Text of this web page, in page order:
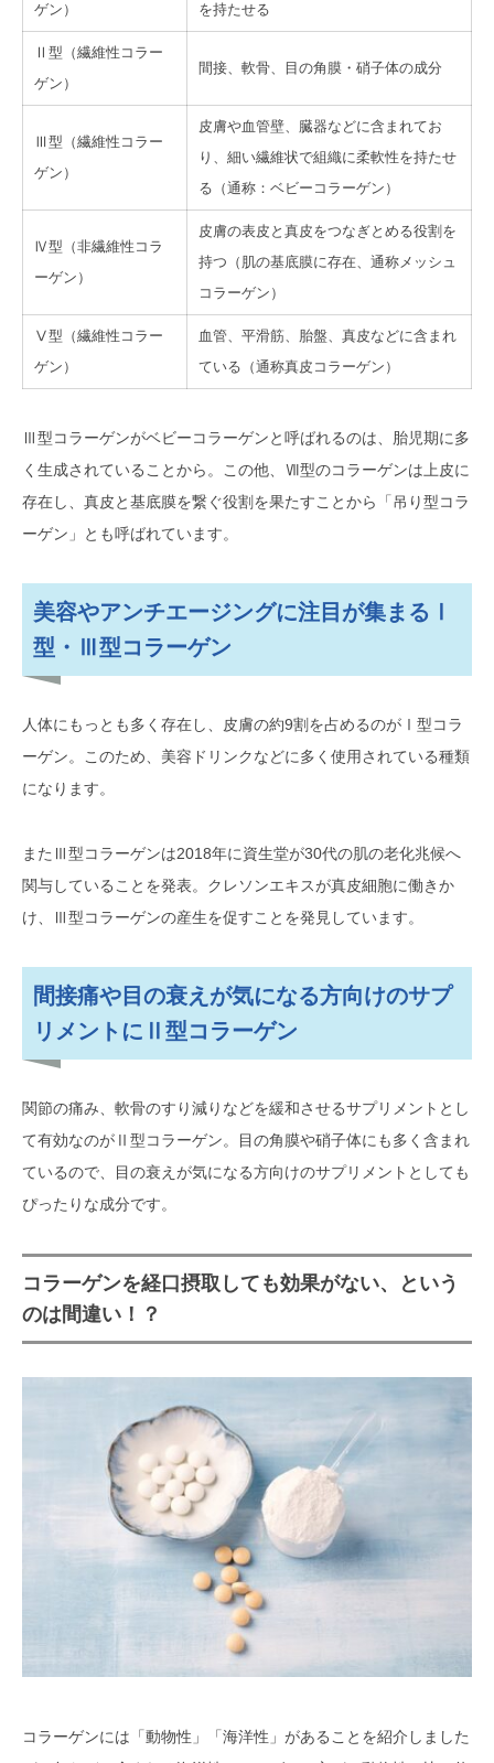
ゲン）
を持たせる
Ⅱ型（繊維性コラー
ゲン）
間接、軟骨、目の角膜・硝子体の成分
Ⅲ型（繊維性コラー
ゲン）
皮膚や血管壁、臓器などに含まれてお
り、細い繊維状で組織に柔軟性を持たせ
る（通称：ベビーコラーゲン）
Ⅳ型（非繊維性コラ
ーゲン）
皮膚の表皮と真皮をつなぎとめる役割を
持つ（肌の基底膜に存在、通称メッシュ
コラーゲン）
Ⅴ型（繊維性コラー
ゲン）
血管、平滑筋、胎盤、真皮などに含まれ
ている（通称真皮コラーゲン）
Ⅲ型コラーゲンがベビーコラーゲンと呼ばれるのは、胎児期に多
く生成されていることから。この他、Ⅶ型のコラーゲンは上皮に
存在し、真皮と基底膜を繋ぐ役割を果たすことから「吊り型コラ
ーゲン」とも呼ばれています。
美容やアンチエージングに注目が集まるⅠ
型・Ⅲ型コラーゲン
人体にもっとも多く存在し、皮膚の約9割を占めるのがⅠ型コラ
ーゲン。このため、美容ドリンクなどに多く使用されている種類
になります。
またⅢ型コラーゲンは2018年に資生堂が30代の肌の老化兆候へ
関与していることを発表。クレソンエキスが真皮細胞に働きか
け、Ⅲ型コラーゲンの産生を促すことを発見しています。
間接痛や目の衰えが気になる方向けのサプ
リメントにⅡ型コラーゲン
関節の痛み、軟骨のすり減りなどを緩和させるサプリメントとし
て有効なのがⅡ型コラーゲン。目の角膜や硝子体にも多く含まれ
ているので、目の衰えが気になる方向けのサプリメントとしても
ぴったりな成分です。
コラーゲンを経口摂取しても効果がない、という
のは間違い！？
コラーゲンには「動物性」「海洋性」があることを紹介しました